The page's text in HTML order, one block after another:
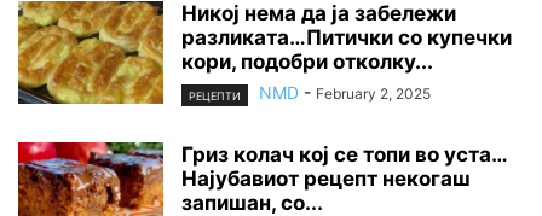
Никој нема да ја забележи
разликата…Питички со купечки
кори, подобри отколку...
РЕЦЕПТИ NMD - February 2, 2025
Гриз колач кој се топи во уста…
Најубавиот рецепт некогаш
запишан, со...